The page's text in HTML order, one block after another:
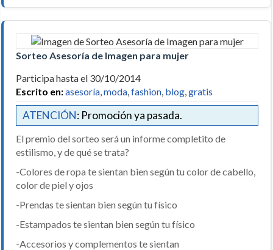
Sorteo Asesoría de Imagen para mujer
Participa hasta el 30/10/2014
Escrito en:asesoría moda fashion blog gratis
ATENCIÓN: Promoción ya pasada.
El premio del sorteo será un informe completito de
estilismo, y de qué se trata?
-Colores de ropa te sientan bien según tu color de cabello,
color de piel y ojos
-Prendas te sientan bien según tu físico
-Estampados te sientan bien según tu físico
-Accesorios y complementos te sientan